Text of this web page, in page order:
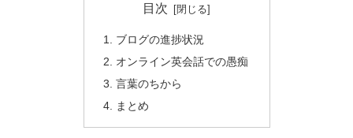
目次
ブログの進捗状況
オンライン英会話での愚痴
言葉のちから
まとめ